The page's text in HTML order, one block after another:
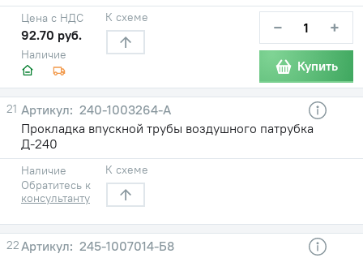
Наличие
Цена с НДС
92.70 руб.
К схеме − +
Купить
21
240-1003264-А
Прокладка впускной трубы воздушного патрубка
Д-240
Наличие
Обратитесь к
консультанту
К схеме
22
245-1007014-Б8